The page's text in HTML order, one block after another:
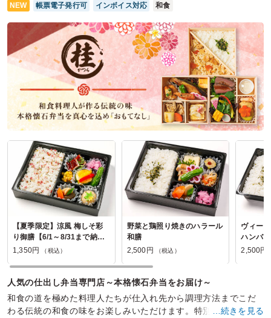
ご利用シーン： お花見
参加者の年齢：60代以上男女比：女性多め
埼玉県さいたま市西区西新井2026/04/04
味いちの口コミをもっと見る
NEW 帳票電子発行可 インボイス対応 和食
【夏季限定】涼風 梅しそ彩
り御膳【6/1～8/31まで納品
可能】
1,350円 （税込）
野菜と鶏照り焼きのハラール
和膳
2,500円
（税込）
ヴィー
ハンバ
2,500円
人気の仕出し弁当専門店～本格懐石弁当をお届け～
和食の道を極めた料理人たちが仕入れ先から調理方法までこだ
わる伝統の和食の味をお楽しみいただけます。特別な席のおも
…続きを見る